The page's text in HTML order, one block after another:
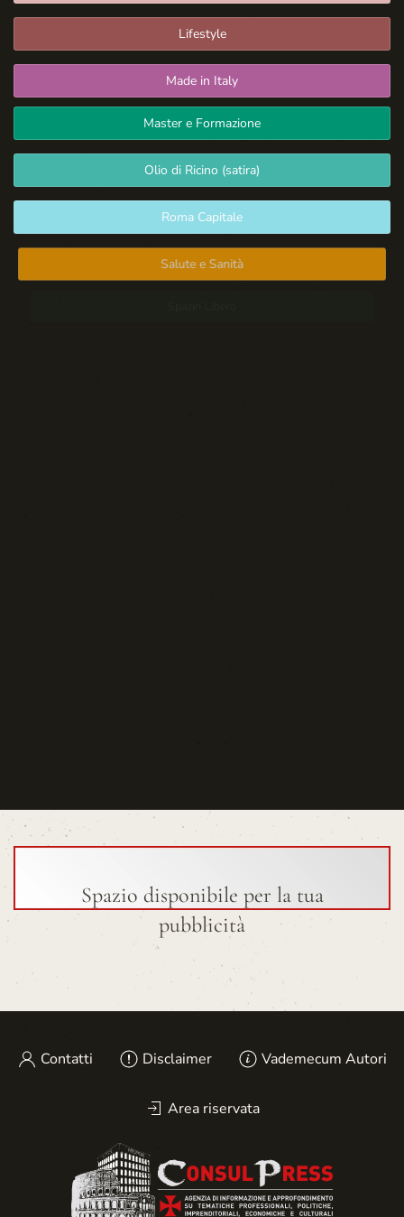
Lifestyle
Made in Italy
Master e Formazione
Olio di Ricino (satira)
Roma Capitale
Salute e Sanità
Spazio disponibile per la tua
pubblicità
Contatti Disclaimer Vademecum Autori
Area riservata